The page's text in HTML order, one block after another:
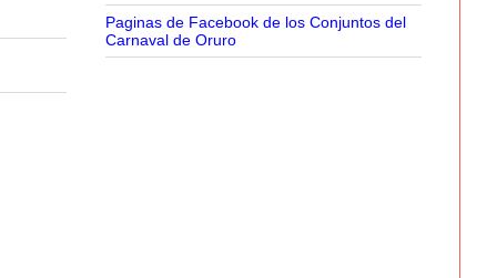
Paginas de Facebook de los Conjuntos del
Carnaval de Oruro